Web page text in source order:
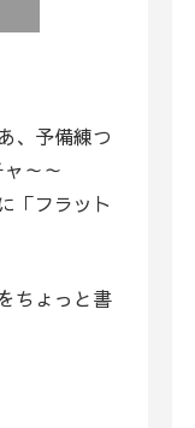
、予備練つ
～～
「フラット
ちょっと書